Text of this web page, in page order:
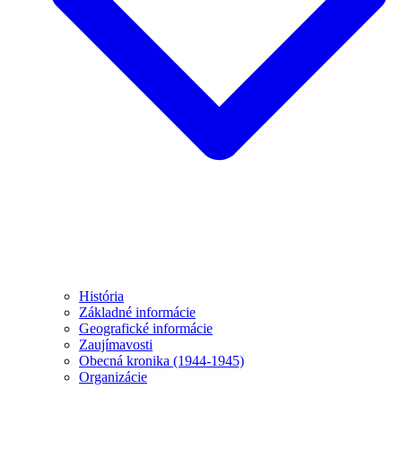
História
Základné informácie
Geografické informácie
Zaujímavosti
Obecná kronika (1944-1945)
Organizácie